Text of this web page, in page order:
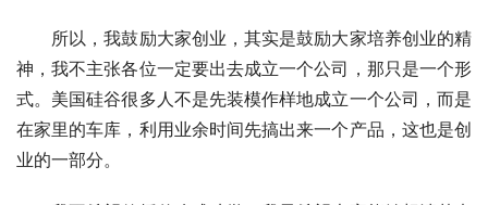
所以，我鼓励大家创业，其实是鼓励大家培养创业的精
神，我不主张各位一定要出去成立一个公司，那只是一个形
式。美国硅谷很多人不是先装模作样地成立一个公司，而是
在家里的车库，利用业余时间先搞出来一个产品，这也是创
业的一部分。